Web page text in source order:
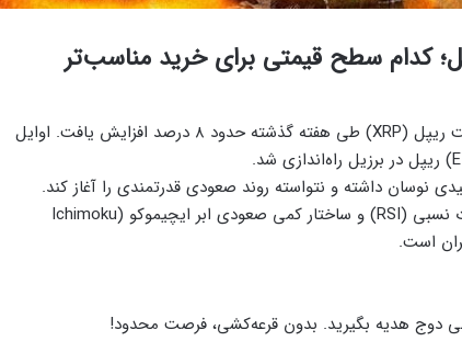
کدام سطح قیمتی برای خرید مناسب‌تر
زمان مطالعه: 2 دقیقهبر اساس داده‌های بازار، قیمت ریپل (XRP) طی هفته‌ گذشته حدود ۸ درصد افزایش یافت. اوایل
نوسان داشته و نتواسته روند صعودی قدرتمندی را آغاز کند.
در این میان، شرایطی مانند بازگشت شاخص قدرت نسبی (RSI) و ساختار کمی صعودی ابر ایچیموکو (Ichimoku